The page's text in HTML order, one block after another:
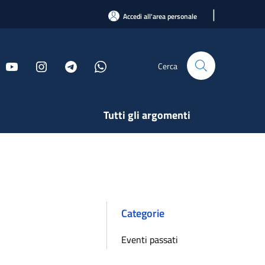
Accedi all'area personale |
Cerca
Tutti gli argomenti
Categorie
Eventi passati